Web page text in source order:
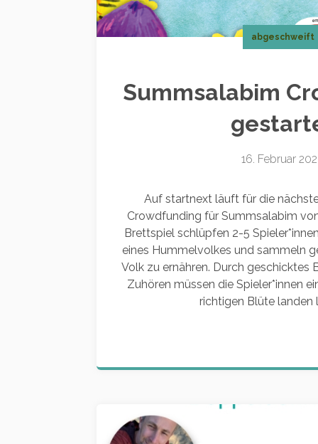
abgeschweift
Summsalabim
16. Februar
Auf startnext läuft für die
Crowdfunding für Summsalabim
Brettspiel schlüpfen 2-5
eines Hummelvolkes und sammeln
Volk zu ernähren. Durch geschicktes
Zuhören müssen die Spieler*innen
richtigen Blüte landen